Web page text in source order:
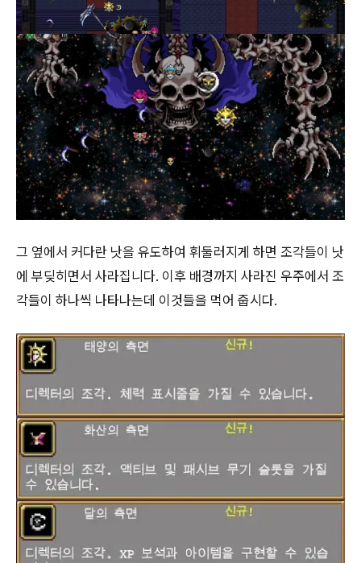
그 옆에서 커다란 낫을 유도하여 휘둘러지게 하면 조각들이 낫
에 부딪히면서 사라집니다. 이후 배경까지 사라진 우주에서 조
각들이 하나씩 나타나는데 이것들을 먹어 줍시다.